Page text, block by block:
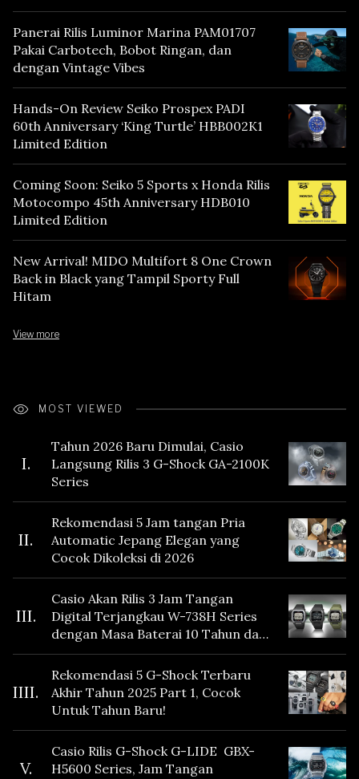
Panerai Rilis Luminor Marina PAM01707
Pakai Carbotech, Bobot Ringan, dan
dengan Vintage Vibes
Hands-On Review Seiko Prospex PADI
60th Anniversary ‘King Turtle’ HBB002K1
Limited Edition
Coming Soon: Seiko 5 Sports x Honda Rilis
Motocompo 45th Anniversary HDB010
Limited Edition
New Arrival! MIDO Multifort 8 One Crown
Back in Black yang Tampil Sporty Full
Hitam
View more
MOST VIEWED
I.
Tahun 2026 Baru Dimulai, Casio
Langsung Rilis 3 G-Shock GA-2100K
Series
II.
Rekomendasi 5 Jam tangan Pria
Automatic Jepang Elegan yang
Cocok Dikoleksi di 2026
III.
Casio Akan Rilis 3 Jam Tangan
Digital Terjangkau W-738H Series
dengan Masa Baterai 10 Tahun dan
Fitur Vibration
IIII.
Rekomendasi 5 G-Shock Terbaru
Akhir Tahun 2025 Part 1, Cocok
Untuk Tahun Baru!
V.
Casio Rilis G-Shock G-LIDE GBX-
H5600 Series, Jam Tangan